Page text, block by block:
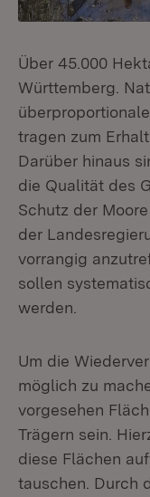
Über 45.000
Württemberg.
tragen zum
Darüber hinaus
die Qualität des
Schutz der
der
vorrangig
sollen
werden.
Um die
möglich zu
vorgesehen
Trägern sein.
diese Flächen
tauschen. Durch